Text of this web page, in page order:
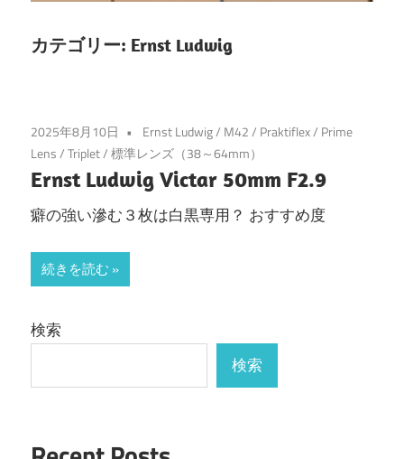
カテゴリー: Ernst Ludwig
2025年8月10日 Ernst Ludwig/ M42/ Praktiflex/ Prime
Lens/Triplet/標準レンズ（38～64mm）
Ernst Ludwig Victar 50mm F2.9
癖の強い滲む３枚は白黒専用？ おすすめ度
続きを読む
検索
検索